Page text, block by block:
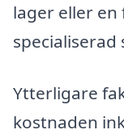
lager eller
specialiserad
Ytterligare
kostnaden